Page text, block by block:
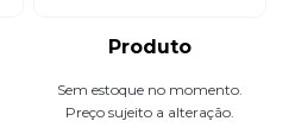
Produto
Sem estoque no momento.
Preço sujeito a alteração.